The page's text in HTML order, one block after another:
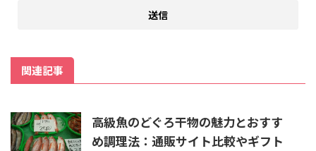
関連記事
高級魚のどぐろ干物の魅力とおすす
め調理法：通販サイト比較やギフト